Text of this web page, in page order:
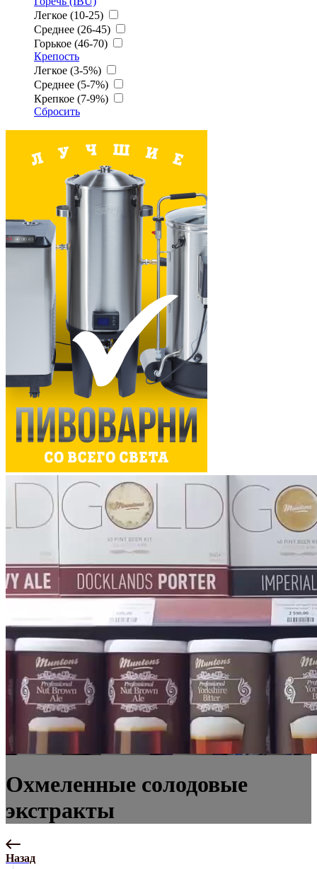
Легкое (10-25)
Среднее (26-45)
Горькое (46-70)
Крепость
Легкое (3-5%)
Среднее (5-7%)
Крепкое (7-9%)
Сбросить
Охмеленные солодовые
экстракты
Назад